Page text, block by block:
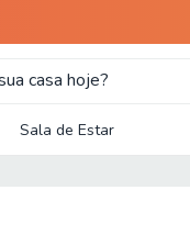
Sala de Estar